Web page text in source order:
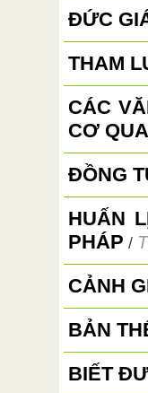
ĐỨC
THAM
CÁC
CƠ
ĐỒNG
HUẤN
PHÁP /
CẢNH
BẢN
BIẾT